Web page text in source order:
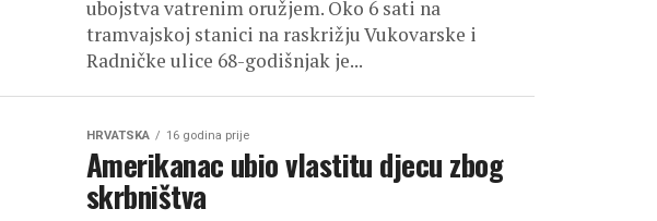
ubojstva vatrenim oružjem. Oko 6 sati na
tramvajskoj stanici na raskrižju Vukovarske i
Radničke ulice 68-godišnjak je...
HRVATSKA 16 godina prije
Amerikanac ubio vlastitu djecu zbog
skrbništva